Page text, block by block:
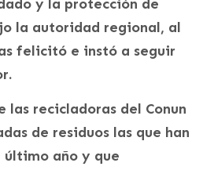
y la protección de
la autoridad regional, al
felicitó e instó a seguir
las recicladoras del Conun
de residuos las que han
último año y que